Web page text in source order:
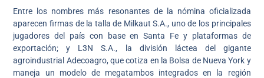
Entre los nombres más resonantes de la nómina oficializada
aparecen firmas de la talla de Milkaut S.A., uno de los principales
jugadores del país con base en Santa Fe y plataformas de
exportación; y L3N S.A., la división láctea del gigante
agroindustrial Adecoagro, que cotiza en la Bolsa de Nueva York y
maneja un modelo de megatambos integrados en la región